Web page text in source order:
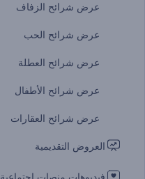
عرض شرائح الزفاف
عرض شرائح الحب
عرض شرائح العطلة
عرض شرائح الأطفال
عرض شرائح العقارات
العروض التقديمية